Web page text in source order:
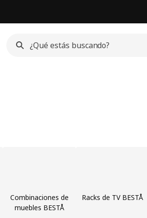
Combinaciones de
muebles BESTÅ
Racks de TV BESTÅ